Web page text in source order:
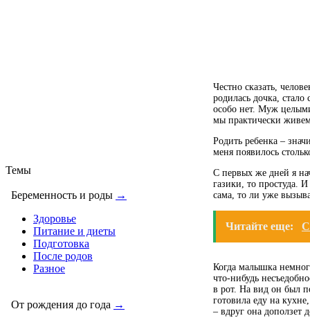
Темы
Беременность и роды →
Здоровье
Питание и диеты
Подготовка
После родов
Разное
От рождения до года →
Честно сказать,
родилась дочка,
особо нет. Муж
мы практически
Родить ребенка –
меня появилось
С первых же дней я
газики, то простуда.
сама, то ли уже
Читайте еще:
Когда малышка
что-нибудь
в рот. На вид он был
готовила еду на
– вдруг она доползет